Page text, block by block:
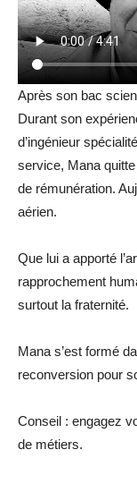
Après son bac
Durant son
d’ingénieur
service, Mana
de rémunération.
aérien.
Que lui a apporté
rapprochement
surtout la fraternité.
Mana s’est formé
reconversion pour
Conseil : engagez
de métiers.